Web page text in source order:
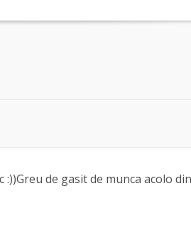
de gasit de munca acolo